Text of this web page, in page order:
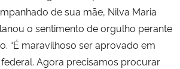
de sua mãe, Nilva Maria
o sentimento de orgulho perante
“É maravilhoso ser aprovado em
Agora precisamos procurar